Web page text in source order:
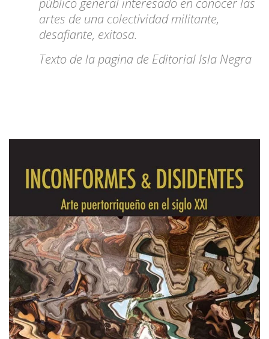
público general interesado en conocer las
artes de una colectividad militante,
desafiante, exitosa.
Texto de la pagina de Editorial Isla Negra